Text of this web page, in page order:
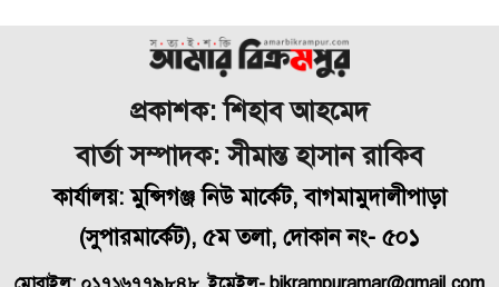
প্রকাশক: শিহাব আহমেদ
বার্তা সম্পাদক: সীমান্ত হাসান রাকিব
কার্যালয়: মুন্সিগঞ্জ নিউ মার্কেট, বাগমামুদালীপাড়া
(সুপারমার্কেট), ৫ম তলা, দোকান নং- ৫০১